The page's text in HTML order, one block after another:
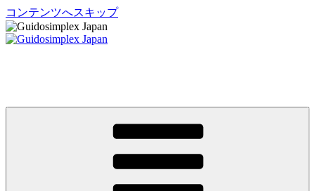
コンテンツへスキップ